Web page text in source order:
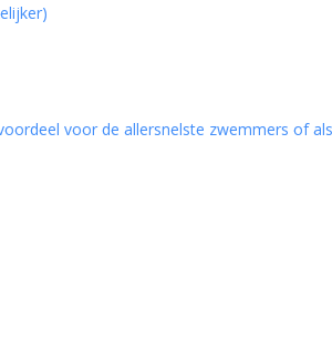
voor de allersnelste zwemmers of